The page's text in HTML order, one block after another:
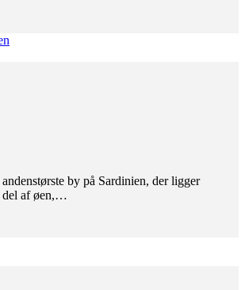
andenstørste by på Sardinien, der ligger
del af øen,…